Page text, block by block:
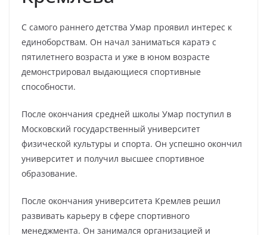
С самого раннего детства Умар проявил интерес к
единоборствам. Он начал заниматься каратэ с
пятилетнего возраста и уже в юном возрасте
демонстрировал выдающиеся спортивные
способности.
После окончания средней школы Умар поступил в
Московский государственный университет
физической культуры и спорта. Он успешно окончил
университет и получил высшее спортивное
образование.
После окончания университета Кремлев решил
развивать карьеру в сфере спортивного
менеджмента. Он занимался организацией и